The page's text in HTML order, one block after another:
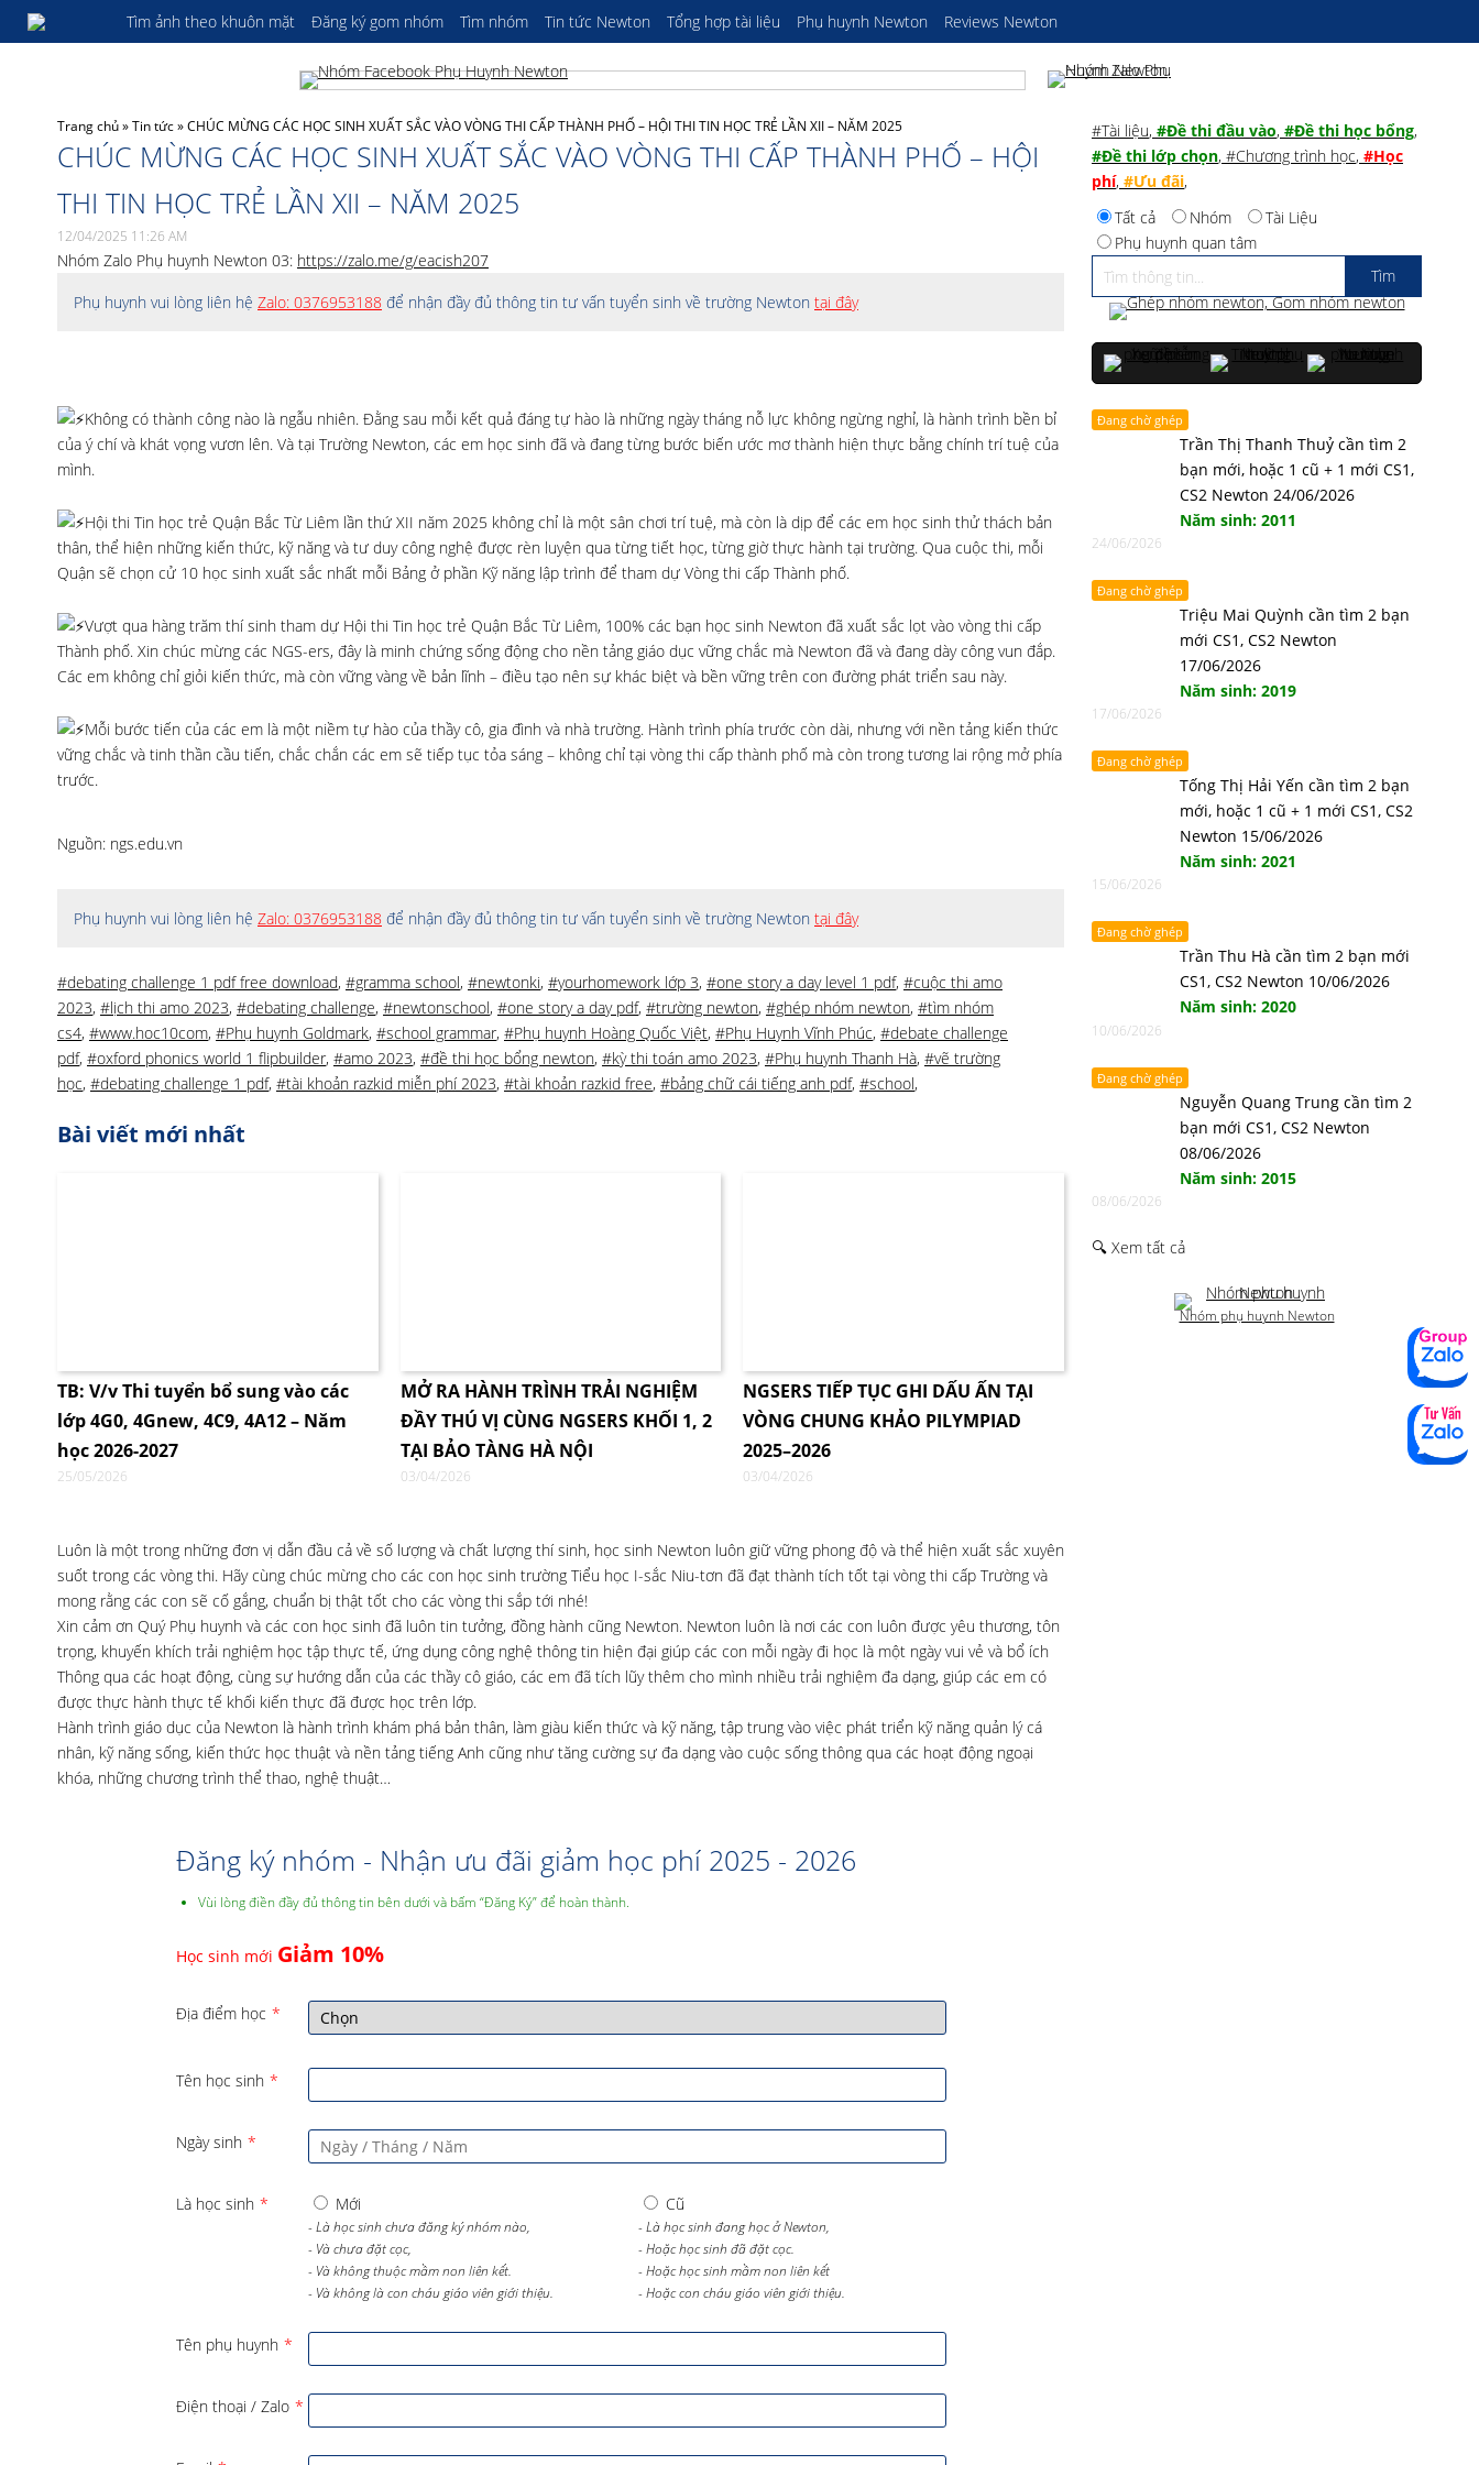
Tìm ảnh theo khuôn mặt Đăng ký gom nhóm Tìm nhóm Tin tức Newton Tổng hợp tài liệu Phụ huynh Newton Reviews Newton
Trang chủ»Tin tức»CHÚC MỪNG CÁC HỌC SINH XUẤT SẮC VÀO VÒNG THI CẤP THÀNH PHỐ – HỘI THI TIN HỌC TRẺ LẦN XII – NĂM 2025
CHÚC MỪNG CÁC HỌC SINH XUẤT SẮC VÀO VÒNG THI CẤP THÀNH PHỐ – HỘI
THI TIN HỌC TRẺ LẦN XII – NĂM 2025
12/04/2025 11:26 AM
Nhóm Zalo Phụ huynh Newton 03: https://zalo.me/g/eacish207
Phụ huynh vui lòng liên hệ Zalo: 0376953188 để nhận đầy đủ thông tin tư vấn tuyển sinh về trường Newton tại đây
Không có thành công nào là ngẫu nhiên. Đằng sau mỗi kết quả đáng tự hào là những ngày tháng nỗ lực không ngừng nghỉ, là hành trình bền bỉ
của ý chí và khát vọng vươn lên. Và tại Trường Newton, các em học sinh đã và đang từng bước biến ước mơ thành hiện thực bằng chính trí tuệ của
mình.
Hội thi Tin học trẻ Quận Bắc Từ Liêm lần thứ XII năm 2025 không chỉ là một sân chơi trí tuệ, mà còn là dịp để các em học sinh thử thách bản
thân, thể hiện những kiến thức, kỹ năng và tư duy công nghệ được rèn luyện qua từng tiết học, từng giờ thực hành tại trường. Qua cuộc thi, mỗi
Quận sẽ chọn cử 10 học sinh xuất sắc nhất mỗi Bảng ở phần Kỹ năng lập trình để tham dự Vòng thi cấp Thành phố.
Vượt qua hàng trăm thí sinh tham dự Hội thi Tin học trẻ Quận Bắc Từ Liêm, 100% các bạn học sinh Newton đã xuất sắc lọt vào vòng thi cấp
Thành phố. Xin chúc mừng các NGS-ers, đây là minh chứng sống động cho nền tảng giáo dục vững chắc mà Newton đã và đang dày công vun đắp.
Các em không chỉ giỏi kiến thức, mà còn vững vàng về bản lĩnh – điều tạo nên sự khác biệt và bền vững trên con đường phát triển sau này.
Mỗi bước tiến của các em là một niềm tự hào của thầy cô, gia đình và nhà trường. Hành trình phía trước còn dài, nhưng với nền tảng kiến thức
vững chắc và tinh thần cầu tiến, chắc chắn các em sẽ tiếp tục tỏa sáng – không chỉ tại vòng thi cấp thành phố mà còn trong tương lai rộng mở phía
trước.
Nguồn: ngs.edu.vn
Phụ huynh vui lòng liên hệ Zalo: 0376953188 để nhận đầy đủ thông tin tư vấn tuyển sinh về trường Newton tại đây
#debating challenge 1 pdf free download, #gramma school, #newtonki, #yourhomework lớp 3, #one story a day level 1 pdf, #cuộc thi amo
2023, #lịch thi amo 2023, #debating challenge, #newtonschool, #one story a day pdf, #trường newton, #ghép nhóm newton, #tìm nhóm
cs4, #www.hoc10com, #Phụ huynh Goldmark, #school grammar, #Phụ huynh Hoàng Quốc Việt, #Phụ Huynh Vĩnh Phúc, #debate challenge
pdf, #oxford phonics world 1 flipbuilder, #amo 2023, #đề thi học bổng newton, #kỳ thi toán amo 2023, #Phụ huynh Thanh Hà, #vẽ trường
học, #debating challenge 1 pdf, #tài khoản razkid miễn phí 2023, #tài khoản razkid free, #bảng chữ cái tiếng anh pdf, #school,
Bài viết mới nhất
TB: V/v Thi tuyển bổ sung vào các
lớp 4G0, 4Gnew, 4C9, 4A12 – Năm
học 2026-2027
25/05/2026
MỞ RA HÀNH TRÌNH TRẢI NGHIỆM
ĐẦY THÚ VỊ CÙNG NGSERS KHỐI 1, 2
TẠI BẢO TÀNG HÀ NỘI
03/04/2026
NGSERS TIẾP TỤC GHI DẤU ẤN TẠI
VÒNG CHUNG KHẢO PILYMPIAD
2025–2026
03/04/2026
Luôn là một trong những đơn vị dẫn đầu cả về số lượng và chất lượng thí sinh, học sinh Newton luôn giữ vững phong độ và thể hiện xuất sắc xuyên
suốt trong các vòng thi. Hãy cùng chúc mừng cho các con học sinh trường Tiểu học I-sắc Niu-tơn đã đạt thành tích tốt tại vòng thi cấp Trường và
mong rằng các con sẽ cố gắng, chuẩn bị thật tốt cho các vòng thi sắp tới nhé!
Xin cảm ơn Quý Phụ huynh và các con học sinh đã luôn tin tưởng, đồng hành cũng Newton. Newton luôn là nơi các con luôn được yêu thương, tôn
trọng, khuyến khích trải nghiệm học tập thực tế, ứng dụng công nghệ thông tin hiện đại giúp các con mỗi ngày đi học là một ngày vui vẻ và bổ ích
Thông qua các hoạt động, cùng sự hướng dẫn của các thầy cô giáo, các em đã tích lũy thêm cho mình nhiều trải nghiệm đa dạng, giúp các em có
được thực hành thực tế khối kiến thực đã được học trên lớp.
Hành trình giáo dục của Newton là hành trình khám phá bản thân, làm giàu kiến thức và kỹ năng, tập trung vào việc phát triển kỹ năng quản lý cá
nhân, kỹ năng sống, kiến thức học thuật và nền tảng tiếng Anh cũng như tăng cường sự đa dạng vào cuộc sống thông qua các hoạt động ngoại
khóa, những chương trình thể thao, nghệ thuật…
Đăng ký nhóm - Nhận ưu đãi giảm học phí 2025 - 2026
Vùi lòng điền đầy đủ thông tin bên dưới và bấm “Đăng Ký” để hoàn thành.
Học sinh mới Giảm 10%
Địa điểm học *
Tên học sinh *
Ngày sinh *
Là học sinh * Mới
- Là học sinh chưa đăng ký nhóm nào,
- Và chưa đặt cọc,
- Và không thuộc mầm non liên kết.
- Và không là con cháu giáo viên giới thiệu.
Cũ
- Là học sinh đang học ở Newton,
- Hoặc học sinh đã đặt cọc.
- Hoặc học sinh mầm non liên kết
- Hoặc con cháu giáo viên giới thiệu.
Tên phụ huynh *
Điện thoại / Zalo *
#Tài liệu, #Đề thi đầu vào, #Đề thi học bổng,
#Đề thi lớp chọn, #Chương trình học, #Học
phí, #Ưu đãi,
Tất cả
Nhóm
Tài Liệu
Phụ huynh quan tâm
Đang chờ ghép
Trần Thị Thanh Thuỷ cần tìm 2
bạn mới, hoặc 1 cũ + 1 mới CS1,
CS2 Newton 24/06/2026
Năm sinh: 2011
24/06/2026
Đang chờ ghép
Triệu Mai Quỳnh cần tìm 2 bạn
mới CS1, CS2 Newton
17/06/2026
Năm sinh: 2019
17/06/2026
Đang chờ ghép
Tống Thị Hải Yến cần tìm 2 bạn
mới, hoặc 1 cũ + 1 mới CS1, CS2
Newton 15/06/2026
Năm sinh: 2021
15/06/2026
Đang chờ ghép
Trần Thu Hà cần tìm 2 bạn mới
CS1, CS2 Newton 10/06/2026
Năm sinh: 2020
10/06/2026
Đang chờ ghép
Nguyễn Quang Trung cần tìm 2
bạn mới CS1, CS2 Newton
08/06/2026
Năm sinh: 2015
08/06/2026
🔍 Xem tất cả
Nhóm phụ huynh Newton